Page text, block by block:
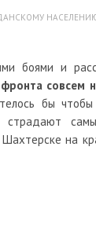
боями и
совсем
бы
страдают
на